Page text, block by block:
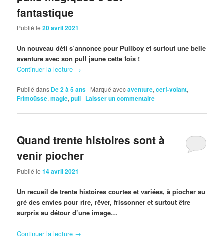
fantastique
Publié le20 avril 2021
Un nouveau défi s’annonce pour Pullboy et surtout une belle
aventure avec son pull jaune cette fois !
Continuer la lecture →
Publié dans De 2 à 5 ans | Marqué avecaventure,cerf-volant,
Frimoüsse,magie,pull | Laisser un commentaire
Quand trente histoires sont à
venir piocher
Publié le14 avril 2021
Un recueil de trente histoires courtes et variées, à piocher au
gré des envies pour rire, rêver, frissonner et surtout être
surpris au détour d’une image…
Continuer la lecture →